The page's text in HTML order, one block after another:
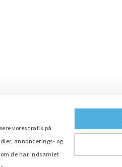
vores trafik på
annoncerings- og
de har indsamlet